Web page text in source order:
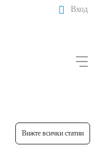
Вход
Вижте всички статии